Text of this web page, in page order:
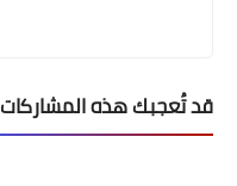
قد تُعجبك هذه المشاركات